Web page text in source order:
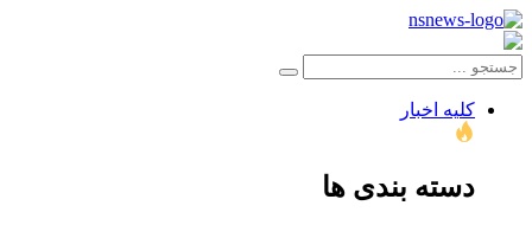
کلیه اخبار
دسته بندی ها